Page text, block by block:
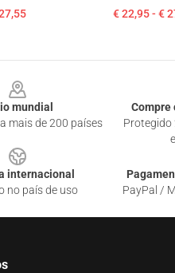
€ 22,95 - €
mundial
mais de 200 países
Compre
Protegido
internacional
no país de uso
PayPal /